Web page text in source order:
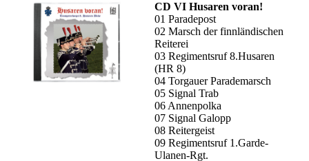
CD VI Husaren voran!
01 Paradepost
02 Marsch der finnländischen
Reiterei
03 Regimentsruf 8.Husaren
(HR 8)
04 Torgauer Parademarsch
05 Signal Trab
06 Annenpolka
07 Signal Galopp
08 Reitergeist
09 Regimentsruf 1.Garde-
Ulanen-Rgt.